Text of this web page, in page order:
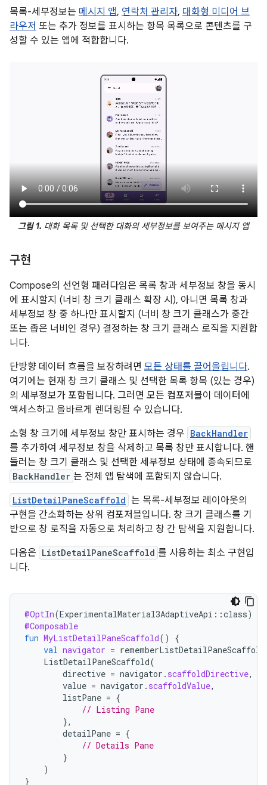
목록-세부정보는 메시지 앱, 연락처 관리자, 대화형 미디어 브
라우저 또는 추가 정보를 표시하는 항목 목록으로 콘텐츠를 구
성할 수 있는 앱에 적합합니다.
그림 1. 대화 목록 및 선택한 대화의 세부정보를 보여주는 메시지 앱
구현
Compose의 선언형 패러다임은 목록 창과 세부정보 창을 동시
에 표시할지 (너비 창 크기 클래스 확장 시), 아니면 목록 창과
세부정보 창 중 하나만 표시할지 (너비 창 크기 클래스가 중간
또는 좁은 너비인 경우) 결정하는 창 크기 클래스 로직을 지원합
니다.
단방향 데이터 흐름을 보장하려면 모든 상태를 끌어올립니다.
여기에는 현재 창 크기 클래스 및 선택한 목록 항목 (있는 경우)
의 세부정보가 포함됩니다. 그러면 모든 컴포저블이 데이터에
액세스하고 올바르게 렌더링될 수 있습니다.
소형 창 크기에 세부정보 창만 표시하는 경우 BackHandler
를 추가하여 세부정보 창을 삭제하고 목록 창만 표시합니다. 핸
들러는 창 크기 클래스 및 선택한 세부정보 상태에 종속되므로
BackHandler 는 전체 앱 탐색에 포함되지 않습니다.
ListDetailPaneScaffold 는 목록-세부정보 레이아웃의
구현을 간소화하는 상위 컴포저블입니다. 창 크기 클래스를 기
반으로 창 로직을 자동으로 처리하고 창 간 탐색을 지원합니다.
다음은 ListDetailPaneScaffold 를 사용하는 최소 구현입
니다.
@OptIn(ExperimentalMaterial3AdaptiveApi ::class)
@Composable
fun MyListDetailPaneScaffold()
{
val navigator =
ListDetailPaneScaffold(
directive = navigator . scaffoldDirective,
value = navigator . scaffoldValue,
listPane = {
// Listing Pane
},
detailPane = {
// Details Pane
}
)
}